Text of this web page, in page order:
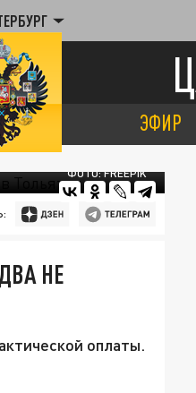
ЭФИР
ФОТО: FREEPIK
НЕ
оплаты.